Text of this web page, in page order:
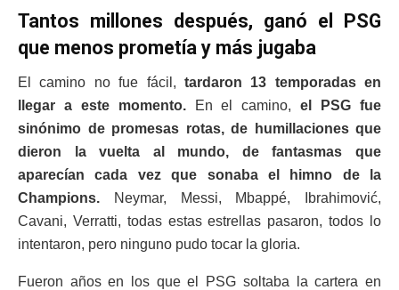
Tantos millones después, ganó el PSG
que menos prometía y más jugaba
El camino no fue fácil, tardaron 13 temporadas en
llegar a este momento.En el camino,el PSG fue
sinónimo de promesas rotas, de humillaciones que
dieron la vuelta al mundo, de fantasmas que
aparecían cada vez que sonaba el himno de la
Champions. Neymar, Messi, Mbappé, Ibrahimović,
Cavani, Verratti, todas estas estrellas pasaron, todos lo
intentaron, pero ninguno pudo tocar la gloria.
Fueron años en los que el PSG soltaba la cartera en